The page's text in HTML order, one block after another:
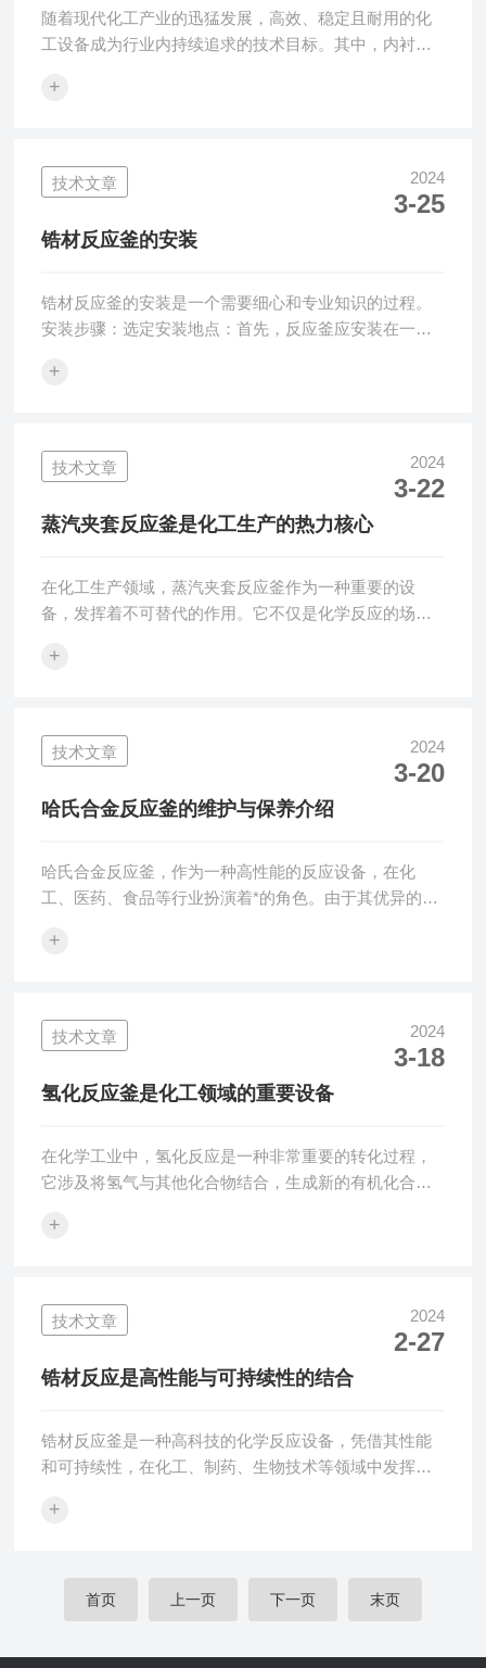
随着现代化工产业的迅猛发展，高效、稳定且耐用的化
工设备成为行业内持续追求的技术目标。其中，内衬锆
备领域的明星产品。本文将详细介绍设备的构造、工作
部壳体和内部锆材衬里两部分组成。外部壳体通常采用
高强度不锈钢材料，具有良好的结构强度和耐腐蚀性。
内部锆材衬里则是反应釜的核心部件，由纯锆或锆合金
制成，具有较佳的化学稳定性和耐高温性能。设计
+
技术文章 2024
3-25
锆材反应釜的安装
锆材反应釜的安装是一个需要细心和专业知识的过程。
安装步骤：选定安装地点：首先，反应釜应安装在一个
备和后期维护的需要来确定，确保有足够的空间。同
料：在安装前，应准备好所需的工具和材料，例如吊装
设备、固定支架、管道、阀门等连接件，以及电气设备
和电缆等。吊装安装：使用吊装设备将反应釜吊装到固
定支架上，并确保反应釜水平放置。在此过程中，应特
+
技术文章 2024
3-22
蒸汽夹套反应釜是化工生产的热力核心
在化工生产领域，蒸汽夹套反应釜作为一种重要的设
备，发挥着不可替代的作用。它不仅是化学反应的场
造原理、应用领域以及其在现代化工生产中的重要地位
分组成。釜体通常采用高强度的金属材料制成，以承受
内部化学反应产生的压力和温度波动。夹套则紧贴釜体
外部，形成一个密闭的空间，用于通入蒸汽或其他热
媒，从而实现对釜内物料的加热或冷却。工作原理在于
+
技术文章 2024
3-20
哈氏合金反应釜的维护与保养介绍
哈氏合金反应釜，作为一种高性能的反应设备，在化
工、医药、食品等行业扮演着*的角色。由于其优异的耐
恶劣环境和使用场景。然而，即便拥有如此*的性能，反
的基础。通过定期检查、清洁和紧固松动部件等措施，
可以发现并解决潜在的问题，防止小故障演变成大故
障，从而影响生产效率和产品质量。此外，日常维护还
可以帮助管理人员了解设备的运行状态，为预防性维
+
技术文章 2024
3-18
氢化反应釜是化工领域的重要设备
在化学工业中，氢化反应是一种非常重要的转化过程，
它涉及将氢气与其他化合物结合，生成新的有机化合
仅是一种核心设备，更是一个复杂而精密的系统，涉及
却系统、搅拌系统、压力控制系统、进料与出料系统等
几大部分组成。其工作原理是在一定的温度和压力下，
通过催化剂的作用，使氢气与原料发生氢化反应，生成
所需的产物。二、在化工生产中的应用在化工生产中
+
技术文章 2024
2-27
锆材反应是高性能与可持续性的结合
锆材反应釜是一种高科技的化学反应设备，凭借其性能
和可持续性，在化工、制药、生物技术等领域中发挥着
发展。锆材反应釜的优异性能主要归功于其材料——锆
反应釜，锆材反应釜具有更长的使用寿命、更高的传热
效率以及更低的维护成本。此外，在生产过程中具有更
+
首页 上一页 下一页 末页